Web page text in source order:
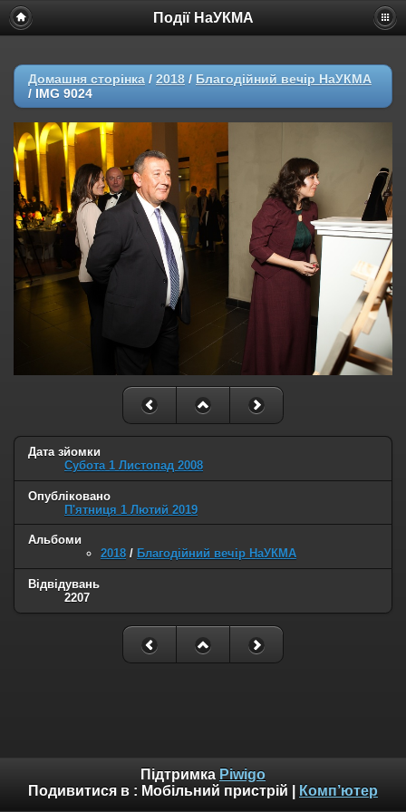
Події НаУКМА
Домашня сторінка / 2018 / Благодійний вечір НаУКМА
/ IMG 9024
Дата зйомки
Субота 1 Листопад 2008
Опубліковано
П'ятниця 1 Лютий 2019
Альбоми
2018 / Благодійний вечір НаУКМА
Відвідувань
2207
Підтримка Piwigo
Подивитися в : Мобільний пристрій Комп’ютер